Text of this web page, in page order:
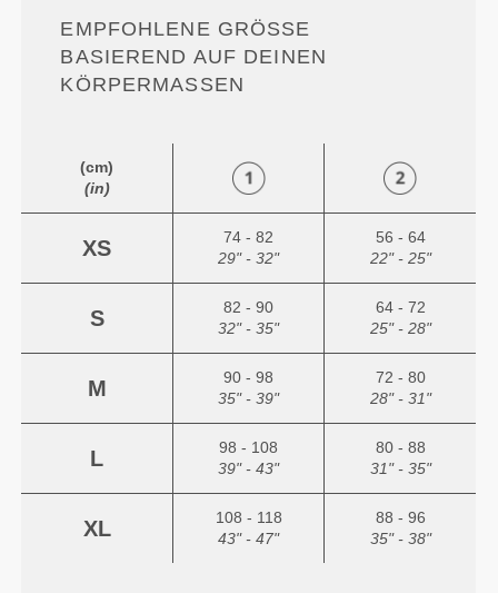
EMPFOHLENE GRÖSSE B
ASIEREND AUF DEINEN K
ÖRPERMASSEN
(cm)
(in)
XS
74 - 82
29" - 32"
56 - 64
22" - 25"
S
82 - 90
32" - 35"
64 - 72
25" - 28"
M
90 - 98
35" - 39"
72 - 80
28" - 31"
L
98 - 108
39" - 43"
80 - 88
31" - 35"
XL
108 - 118
43" - 47"
88 - 96
35" - 38"